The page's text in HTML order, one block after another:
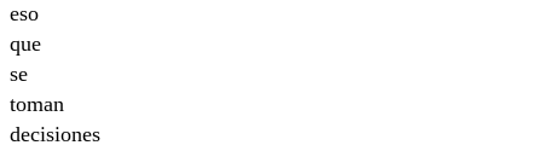
eso
que
se
toman
decisiones